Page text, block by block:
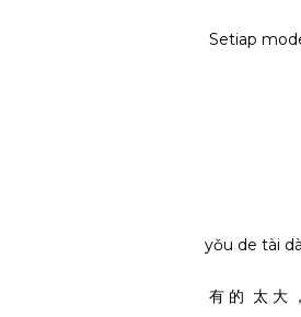
Setiap
yǒu de tài
有 的 太 大